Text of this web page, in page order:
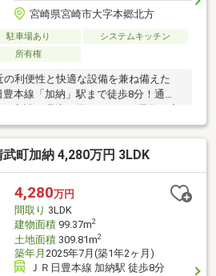
宮崎県宮崎市大字本郷北方
駐車場あり
システムキッチン
所有権
の利便性と快適な設備を兼ね備えた
本線「加納」駅まで徒歩8分！通
ムキッチン、浴室乾燥機◆ゆとり：
便利なWIC付◆駐車場：お車2台並列
で落ち着いた第一種低層住居専用地
ーキッチンや各所収納など、ファミ
住まいです。お気軽にお問い合わせ
町加納 4,280万円 3LDK
4,280万円
間取り 3LDK
建物面積99.37m2
土地面積309.81m2
築年月 2025年7月(築1年2ヶ月)
ＪＲ日豊本線 加納駅 徒歩8分